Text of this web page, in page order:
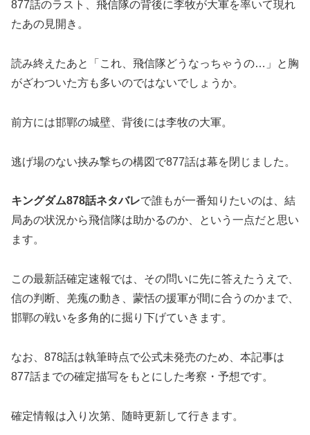
877話のラスト、飛信隊の背後に李牧が大軍を率いて現れ
たあの見開き。
読み終えたあと「これ、飛信隊どうなっちゃうの…」と胸
がざわついた方も多いのではないでしょうか。
前方には邯鄲の城壁、背後には李牧の大軍。
逃げ場のない挟み撃ちの構図で877話は幕を閉じました。
キングダム878話ネタバレで誰もが一番知りたいのは、結
局あの状況から飛信隊は助かるのか、という一点だと思い
ます。
この最新話確定速報では、その問いに先に答えたうえで、
信の判断、羌瘣の動き、蒙恬の援軍が間に合うのかまで、
邯鄲の戦いを多角的に掘り下げていきます。
なお、878話は執筆時点で公式未発売のため、本記事は
877話までの確定描写をもとにした考察・予想です。
確定情報は入り次第、随時更新して行きます。